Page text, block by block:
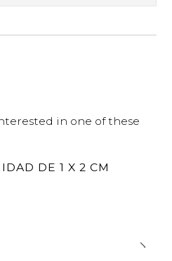
in one of these
DE 1 X 2 CM